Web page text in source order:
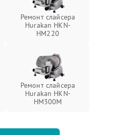
Ремонт слайсера
Hurakan HKN-
HM220
Ремонт слайсера
Hurakan HKN-
HM300M